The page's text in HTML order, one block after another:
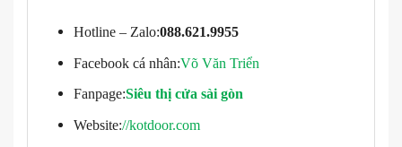
Hotline – Zalo:088.621.9955
Facebook cá nhân:Võ Văn Triển
Fanpage:Siêu thị cửa sài gòn
Website://kotdoor.com